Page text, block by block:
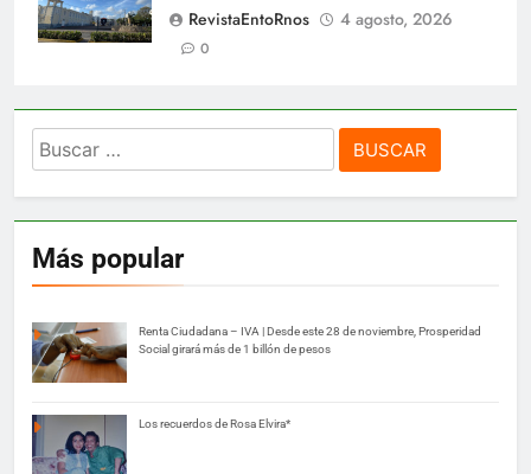
RevistaEntoRnos
4 agosto, 2026
0
Buscar:
Más popular
Renta Ciudadana – IVA | Desde este 28 de noviembre, Prosperidad
Social girará más de 1 billón de pesos
Los recuerdos de Rosa Elvira*